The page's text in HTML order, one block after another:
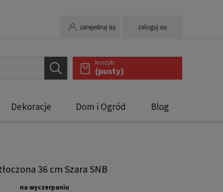
zarejestruj się zaloguj się
koszyk:
(pusty)
Dekoracje Dom i Ogród Blog
36 cm Szara SNB
na wyczerpaniu